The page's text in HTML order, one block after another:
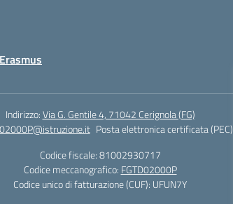
Erasmus
Indirizzo:Via G. Gentile 4, 71042 Cerignola (FG)
Posta elettronica certificata
Codice fiscale: 81002930717
Codice meccanografico: FGTD02000P
Codice unico di fatturazione (CUF): UFUN7Y